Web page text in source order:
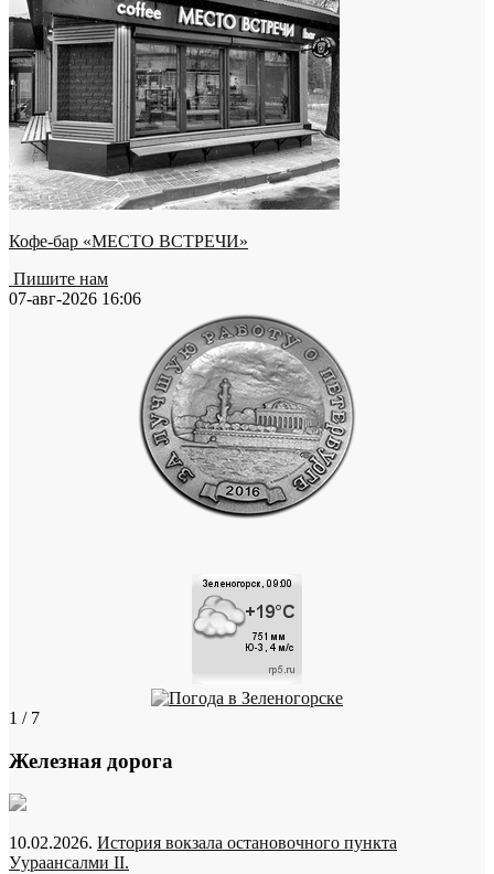
Кофе-бар «МЕСТО ВСТРЕЧИ»
Пишите нам
07-авг-2026 16:06
1 / 7
Железная дорога
10.02.2026. История вокзала остановочного пункта
Уураансалми II.